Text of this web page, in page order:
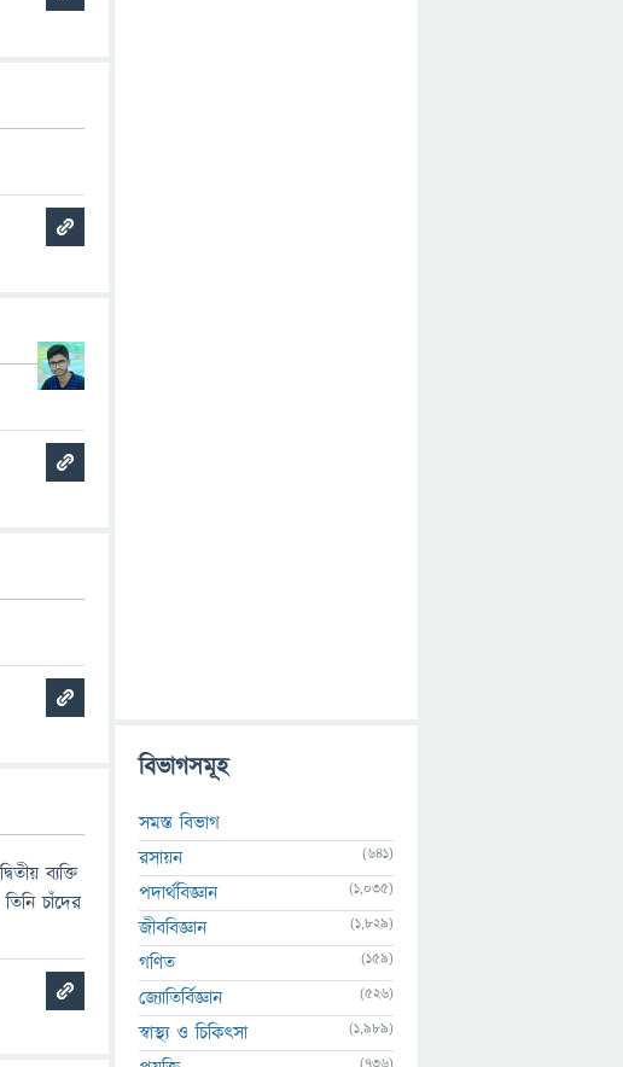
ব্যক্তি
চাঁদের
বিভাগসমূহ
সমস্ত বিভাগ
রসায়ন
(641)
পদার্থবিজ্ঞান (1,035)
জীববিজ্ঞান (1,829)
গণিত (159)
জ্যোতির্বিজ্ঞান (526)
স্বাস্থ্য ও চিকিৎসা (1,989)